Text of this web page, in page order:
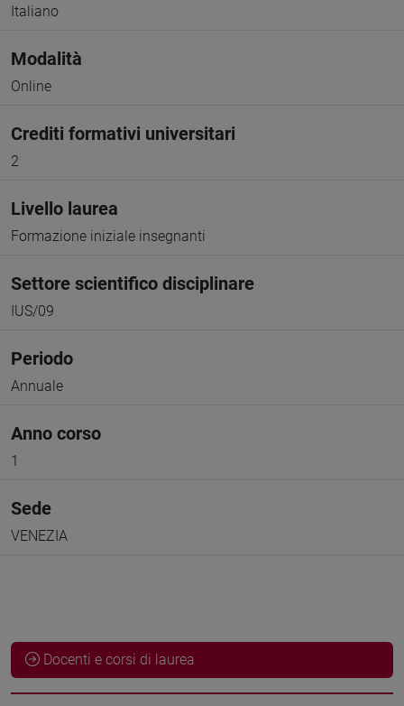
Italiano
Modalità
Online
Crediti formativi universitari
2
Livello laurea
Formazione iniziale insegnanti
Settore scientifico disciplinare
IUS/09
Periodo
Annuale
Anno corso
1
Sede
VENEZIA
Docenti e corsi di laurea